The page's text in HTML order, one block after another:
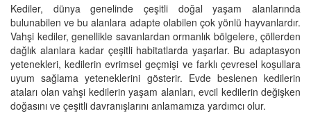
Kediler, dünya genelinde çeşitli doğal yaşam alanlarında
bulunabilen ve bu alanlara adapte olabilen çok yönlü hayvanlardır.
Vahşi kediler, genellikle savanlardan ormanlık bölgelere, çöllerden
dağlık alanlara kadar çeşitli habitatlarda yaşarlar. Bu adaptasyon
yetenekleri, kedilerin evrimsel geçmişi ve farklı çevresel koşullara
uyum sağlama yeteneklerini gösterir. Evde beslenen kedilerin
ataları olan vahşi kedilerin yaşam alanları, evcil kedilerin değişken
doğasını ve çeşitli davranışlarını anlamamıza yardımcı olur.